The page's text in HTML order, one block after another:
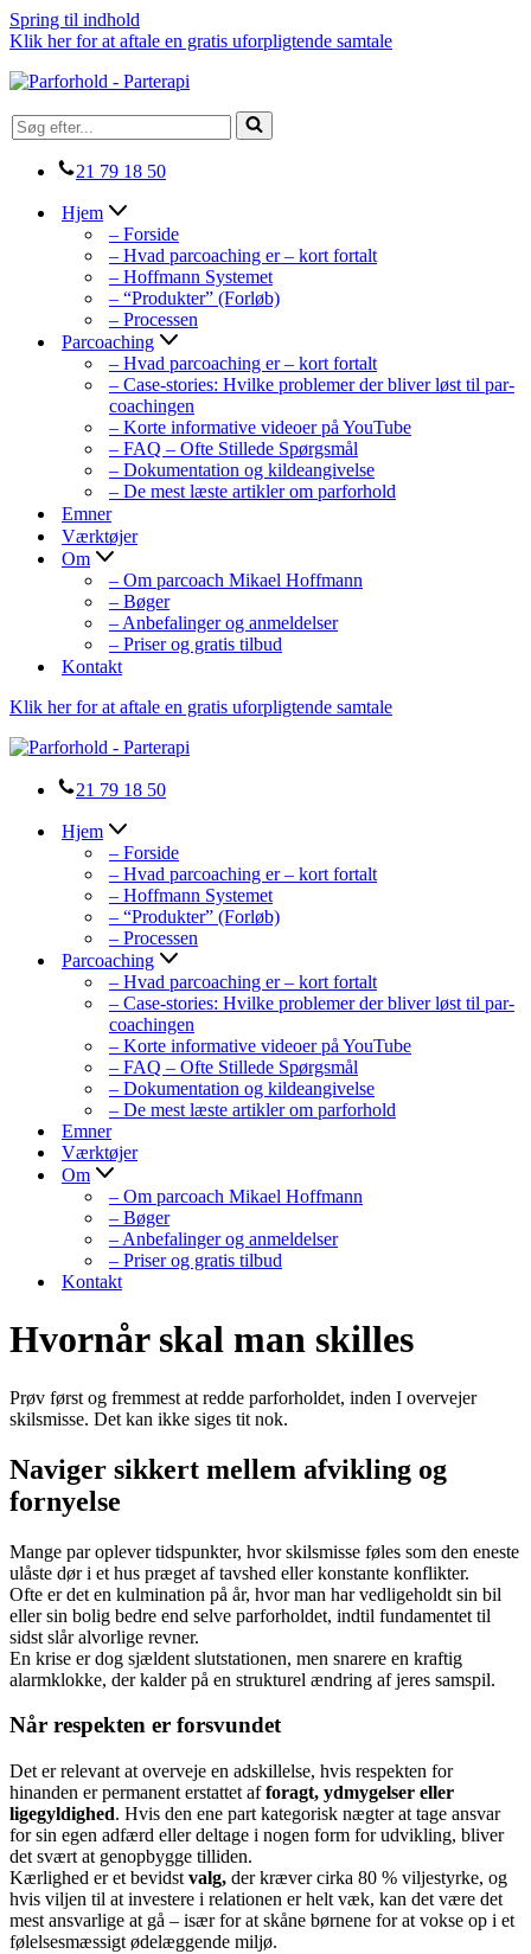
Spring til indhold
Klik her for at aftale en gratis uforpligtende samtale
Søg
efter...
21 79 18 50
Hjem
– Forside
– Hvad parcoaching er – kort fortalt
– Hoffmann Systemet
– “Produkter” (Forløb)
– Processen
Parcoaching
– Hvad parcoaching er – kort fortalt
– Case-stories: Hvilke problemer der bliver løst til par-
coachingen
– Korte informative videoer på YouTube
– FAQ – Ofte Stillede Spørgsmål
– Dokumentation og kildeangivelse
– De mest læste artikler om parforhold
Emner
Værktøjer
Om
– Om parcoach Mikael Hoffmann
– Bøger
– Anbefalinger og anmeldelser
– Priser og gratis tilbud
Kontakt
Klik her for at aftale en gratis uforpligtende samtale
21 79 18 50
Hjem
– Forside
– Hvad parcoaching er – kort fortalt
– Hoffmann Systemet
– “Produkter” (Forløb)
– Processen
Parcoaching
– Hvad parcoaching er – kort fortalt
– Case-stories: Hvilke problemer der bliver løst til par-
coachingen
– Korte informative videoer på YouTube
– FAQ – Ofte Stillede Spørgsmål
– Dokumentation og kildeangivelse
– De mest læste artikler om parforhold
Emner
Værktøjer
Om
– Om parcoach Mikael Hoffmann
– Bøger
– Anbefalinger og anmeldelser
– Priser og gratis tilbud
Kontakt
Hvornår skal man skilles
Prøv først og fremmest at redde parforholdet, inden I overvejer
skilsmisse. Det kan ikke siges tit nok.
Naviger sikkert mellem afvikling og
fornyelse
Mange par oplever tidspunkter, hvor skilsmisse føles som den eneste
ulåste dør i et hus præget af tavshed eller konstante konflikter.
Ofte er det en kulmination på år, hvor man har vedligeholdt sin bil
eller sin bolig bedre end selve parforholdet, indtil fundamentet til
sidst slår alvorlige revner.
En krise er dog sjældent slutstationen, men snarere en kraftig
alarmklokke, der kalder på en strukturel ændring af jeres samspil.
Når respekten er forsvundet
Det er relevant at overveje en adskillelse, hvis respekten for
hinanden er permanent erstattet afforagt, ydmygelser eller
ligegyldighed. Hvis den ene part kategorisk nægter at tage ansvar
for sin egen adfærd eller deltage i nogen form for udvikling, bliver
det svært at genopbygge tilliden.
Kærlighed er et bevidst valg, der kræver cirka 80 % viljestyrke, og
hvis viljen til at investere i relationen er helt væk, kan det være det
mest ansvarlige at gå – især for at skåne børnene for at vokse op i et
følelsesmæssigt ødelæggende miljø.